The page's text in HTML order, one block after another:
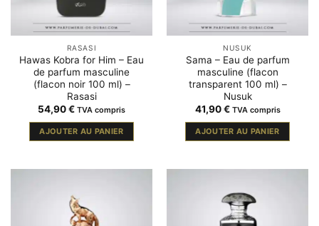
RASASI
Hawas Kobra for Him – Eau
de parfum masculine
(flacon noir 100 ml) –
Rasasi
54,90€ TVA compris
AJOUTER AU PANIER
NUSUK
Sama – Eau de parfum
masculine (flacon
transparent 100 ml) –
Nusuk
41,90€ TVA compris
AJOUTER AU PANIER